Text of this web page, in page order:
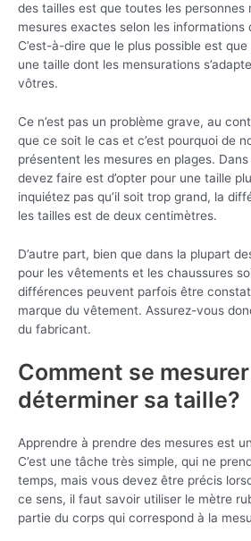
des tailles est que toutes les personnes
mesures exactes selon les informations
C’est-à-dire que le plus possible est
une taille dont les mensurations
vôtres.
Ce n’est pas un problème grave, au
que ce soit le cas et c’est pourquoi de
présentent les mesures en plages.
devez faire est d’opter pour une taille
inquiétez pas qu’il soit trop grand, la
les tailles est de deux centimètres.
D’autre part, bien que dans la plupart
pour les vêtements et les chaussures
différences peuvent parfois être
marque du vêtement. Assurez-vous
du fabricant.
Comment se
déterminer sa taille?
Apprendre à prendre des mesures est
C’est une tâche très simple, qui ne
temps, mais vous devez être précis
ce sens, il faut savoir utiliser le mètre
partie du corps qui correspond à la